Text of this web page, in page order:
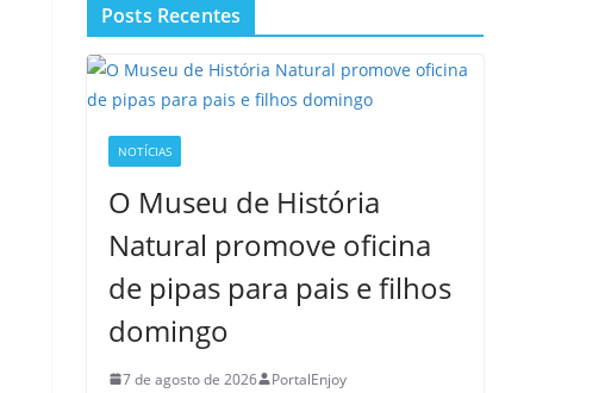
Posts Recentes
NOTÍCIAS
O Museu de História
Natural promove oficina
de pipas para pais e filhos
domingo
7 de agosto de 2026 PortalEnjoy